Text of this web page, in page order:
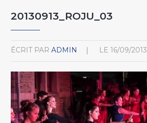
20130913_ROJU_03
ÉCRIT PAR ADMIN LE 16/09/2013